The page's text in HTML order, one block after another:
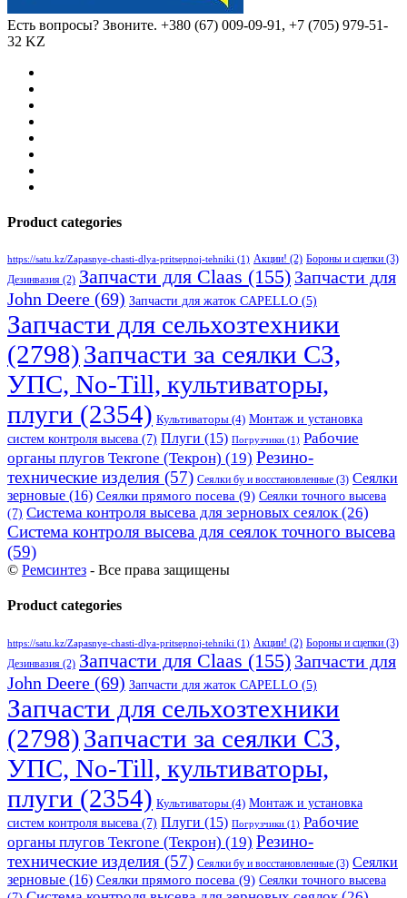
Есть вопросы? Звоните. +380 (67) 009-09-91, +7 (705) 979-51-
32 KZ
Product categories
https://satu.kz/Zapasnye-chasti-dlya-pritsepnoj-tehniki (1) Акции! (2) Бороны и сцепки (3)
Дезинвазия (2) Запчасти для Claas (155) Запчасти для
John Deere (69) Запчасти для жаток CAPELLO (5)
Запчасти для сельхозтехники
(2798)Запчасти за сеялки СЗ,
УПС, No-Till, культиваторы,
плуги (2354) Культиваторы (4) Монтаж и установка
систем контроля высева (7) Плуги (15) Погрузчики (1) Рабочие
органы плугов Текrоne (Текрон) (19) Резино-
технические изделия (57) Сеялки бу и восстановленные (3) Сеялки
зерновые (16) Сеялки прямого посева (9) Сеялки точного высева
(7) Система контроля высева для зерновых сеялок(26)
Система контроля высева для сеялок точного высева
(59)
© Ремсинтез - Все права защищены
Product categories
https://satu.kz/Zapasnye-chasti-dlya-pritsepnoj-tehniki (1) Акции! (2) Бороны и сцепки (3)
Дезинвазия (2) Запчасти для Claas (155) Запчасти для
John Deere (69) Запчасти для жаток CAPELLO (5)
Запчасти для сельхозтехники
(2798)Запчасти за сеялки СЗ,
УПС, No-Till, культиваторы,
плуги (2354) Культиваторы (4) Монтаж и установка
систем контроля высева (7) Плуги (15) Погрузчики (1) Рабочие
органы плугов Текrоne (Текрон) (19) Резино-
технические изделия (57) Сеялки бу и восстановленные (3) Сеялки
зерновые (16) Сеялки прямого посева (9) Сеялки точного высева